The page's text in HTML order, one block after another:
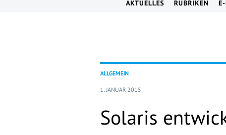
AKTUELLES RUBRIKEN
ALLGEMEIN
1. JANUAR 2015
Solaris